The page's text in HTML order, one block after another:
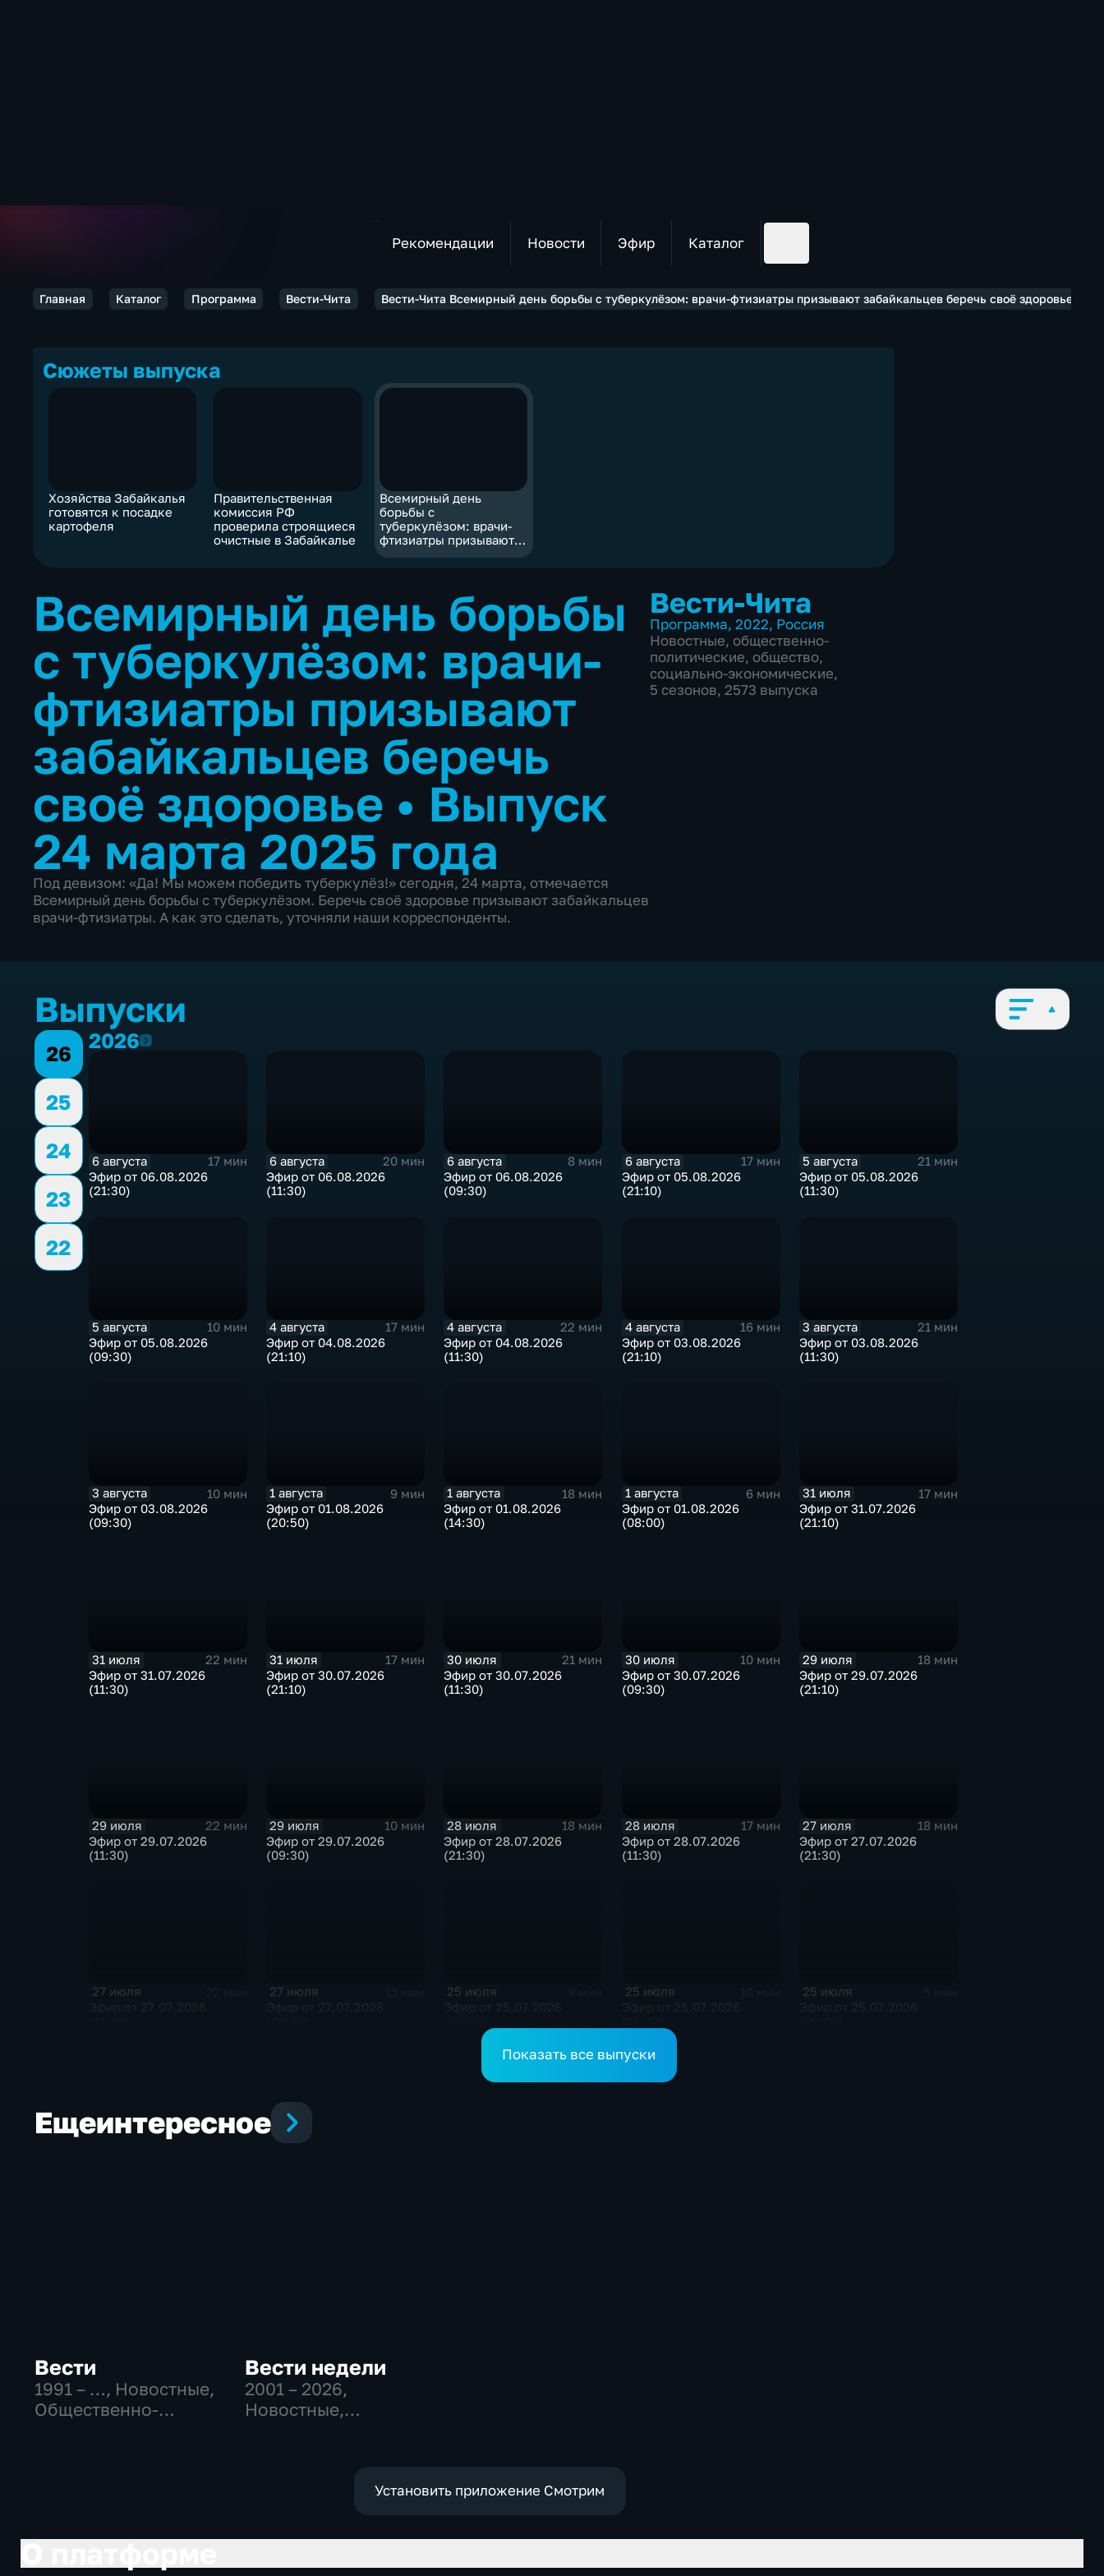
Рекомендации Новости Эфир Каталог
Главная Каталог Программа Вести-Чита Вести-Чита Всемирный день борьбы с туберкулёзом: врачи-фтизиатры призывают забайкальцев беречь своё здоровье
Сюжеты выпуска
Хозяйства Забайкалья
готовятся к посадке
картофеля
Правительственная
комиссия РФ
проверила строящиеся
очистные в Забайкалье
Всемирный день
борьбы с
туберкулёзом: врачи-
фтизиатры призывают
забайкальцев беречь
Всемирный день борьбы
с туберкулёзом: врачи-
фтизиатры призывают
забайкальцев беречь
своё здоровье • Выпуск
24 марта 2025 года
Под девизом: «Да! Мы можем победить туберкулёз!» сегодня, 24 марта, отмечается
Всемирный день борьбы с туберкулёзом. Беречь своё здоровье призывают забайкальцев
врачи-фтизиатры. А как это сделать, уточняли наши корреспонденты.
Вести-Чита
Программа, 2022, Россия
Новостные, общественно-
политические, общество,
социально-экономические,
5 сезонов, 2573 выпуска
Выпуски
26
25
24
23
22
20262026
6 августа
17 мин
Эфир от 06.08.2026
(21:30)
6 августа
20 мин
Эфир от 06.08.2026
(11:30)
6 августа
8 мин
Эфир от 06.08.2026
(09:30)
6 августа
17 мин
Эфир от 05.08.2026
(21:10)
5 августа
21 мин
Эфир от 05.08.2026
(11:30)
5 августа
10 мин
Эфир от 05.08.2026
(09:30)
4 августа
17 мин
Эфир от 04.08.2026
(21:10)
4 августа
22 мин
Эфир от 04.08.2026
(11:30)
4 августа
16 мин
Эфир от 03.08.2026
(21:10)
3 августа
21 мин
Эфир от 03.08.2026
(11:30)
3 августа
10 мин
Эфир от 03.08.2026
(09:30)
1 августа
9 мин
Эфир от 01.08.2026
(20:50)
1 августа
18 мин
Эфир от 01.08.2026
(14:30)
1 августа
6 мин
Эфир от 01.08.2026
(08:00)
31 июля
17 мин
Эфир от 31.07.2026
(21:10)
31 июля
22 мин
Эфир от 31.07.2026
(11:30)
31 июля
17 мин
Эфир от 30.07.2026
(21:10)
30 июля
21 мин
Эфир от 30.07.2026
(11:30)
30 июля
10 мин
Эфир от 30.07.2026
(09:30)
29 июля
18 мин
Эфир от 29.07.2026
(21:10)
29 июля
22 мин
Эфир от 29.07.2026
(11:30)
29 июля
10 мин
Эфир от 29.07.2026
(09:30)
28 июля
18 мин
Эфир от 28.07.2026
(21:30)
28 июля
17 мин
Эфир от 28.07.2026
(11:30)
27 июля
18 мин
Эфир от 27.07.2026
(21:30)
27 июля 27 июля 25 июля 25 июля 25 июля
Показать все выпуски
Ещеинтересное
Вести
1991 – …, Новостные,
Общественно-
Вести недели
2001 – 2026,
Новостные,
Установить приложение Смотрим